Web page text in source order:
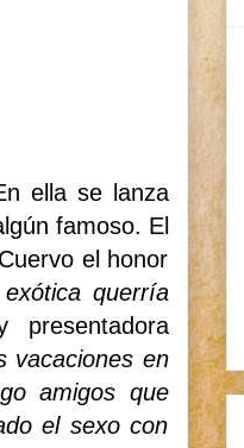
ella se lanza
famoso. El
el honor
querría
vacaciones en
amigos que
el sexo con